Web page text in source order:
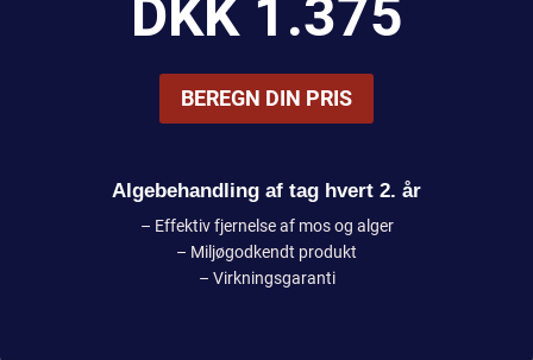
DKK 1.375
BEREGN DIN PRIS
Algebehandling af tag hvert 2. år
– Effektiv fjernelse af mos og alger
– Miljøgodkendt produkt
– Virkningsgaranti